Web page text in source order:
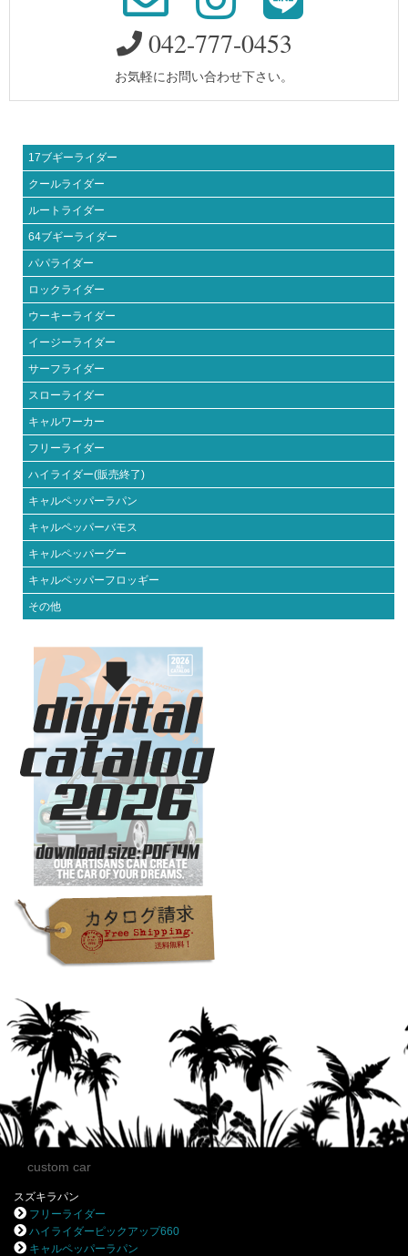
042-777-0453
お気軽にお問い合わせ下さい。
17ブギーライダー
クールライダー
ルートライダー
64ブギーライダー
パパライダー
ロックライダー
ウーキーライダー
イージーライダー
サーフライダー
スローライダー
キャルワーカー
フリーライダー
ハイライダー(販売終了)
キャルペッパーラパン
キャルペッパーバモス
キャルペッパーグー
キャルペッパーフロッギー
その他
custom car
スズキラパン
フリーライダー
ハイライダーピックアップ660
キャルペッパーラパン